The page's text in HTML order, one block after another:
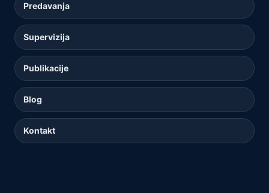
Predavanja
Supervizija
Publikacije
Blog
Kontakt